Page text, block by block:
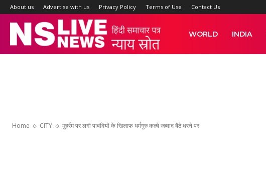
About us Advertise with us Privacy Policy Terms of Use Contact Us
WORLD INDIA
Home CITY मुहर्रम पर लगी पाबंदियों के खिलाफ धर्मगुरु कल्बे जव्वाद बैठे धरने पर